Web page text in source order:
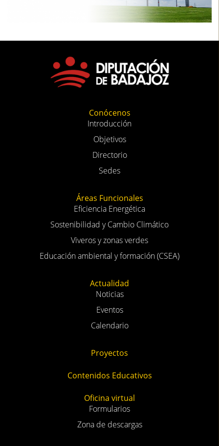
Conócenos
Introducción
Objetivos
Directorio
Sedes
Áreas Funcionales
Eficiencia Energética
Sostenibilidad y Cambio Climático
Viveros y zonas verdes
Educación ambiental y formación (CSEA)
Actualidad
Noticias
Eventos
Calendario
Proyectos
Contenidos Educativos
Oficina virtual
Formularios
Zona de descargas